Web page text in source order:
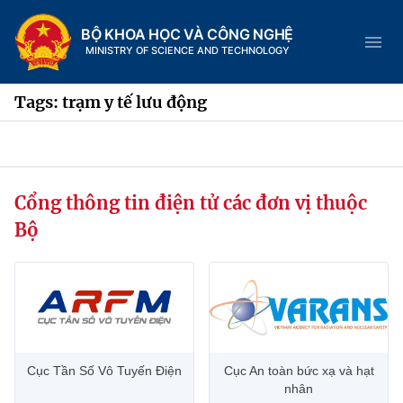
BỘ KHOA HỌC VÀ CÔNG NGHỆ
MINISTRY OF SCIENCE AND TECHNOLOGY
Trang chủ
Chức năng nhiệm vụ
Tin tức sự kiện
Hệ thống văn bản
Tags: trạm y tế lưu động
Cổng thông tin điện tử các đơn vị thuộc
Bộ
Cục Tần Số Vô Tuyến Điện
Cục An toàn bức xạ và hạt
nhân